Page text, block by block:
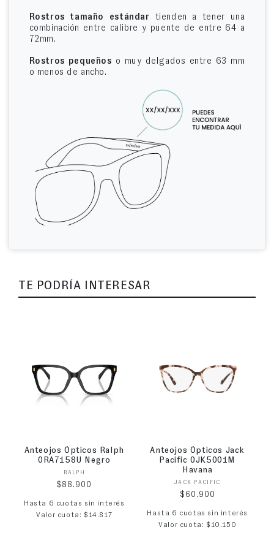
Rostros tamaño estándar tienden a tener una
combinación entre calibre y puente de entre 64 a
72mm.
Rostros pequeños o muy delgados entre 63 mm
o menos de ancho.
TE PODRÍA INTERESAR
Anteojos Ópticos Ralph
0RA7158U Negro
Proveedor:
RALPH
Precio habitual
$88.900
Hasta 6 cuotas sin interés
Valor cuota: $14.817
Anteojos Ópticos Jack
Pacific 0JK5001M
Havana
Proveedor:
JACK PACIFIC
Precio habitual
$60.900
Hasta 6 cuotas sin interés
Valor cuota: $10.150